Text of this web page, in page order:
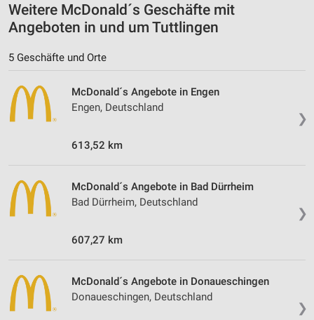
Weitere McDonald´s Geschäfte mit
Angeboten in und um Tuttlingen
5 Geschäfte und Orte
❯
McDonald´s Angebote in Engen
Engen, Deutschland
613,52 km
❯
McDonald´s Angebote in Bad Dürrheim
Bad Dürrheim, Deutschland
607,27 km
❯
McDonald´s Angebote in Donaueschingen
Donaueschingen, Deutschland